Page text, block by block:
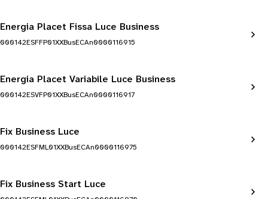
Energia Placet Fissa Luce Business
000142ESFFP01XXBusECAn0000116915
Energia Placet Variabile Luce Business
000142ESVFP01XXBusECAn0000116917
Fix Business Luce
000142ESFML01XXBusECAn0000116975
Fix Business Start Luce